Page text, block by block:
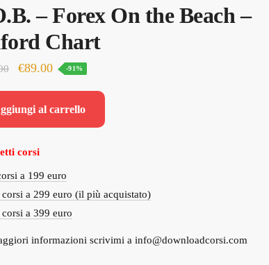
– Forex On the Beach –
Chart
Il
originale
era:
€997.00.
€89.00Il
attuale
è:
-91%
al carrello
corsi
a 199 euro
corsi a 299 euro (il più acquistato)
corsi a 399 euro
informazioni scrivimi a info@downloadcorsi.com